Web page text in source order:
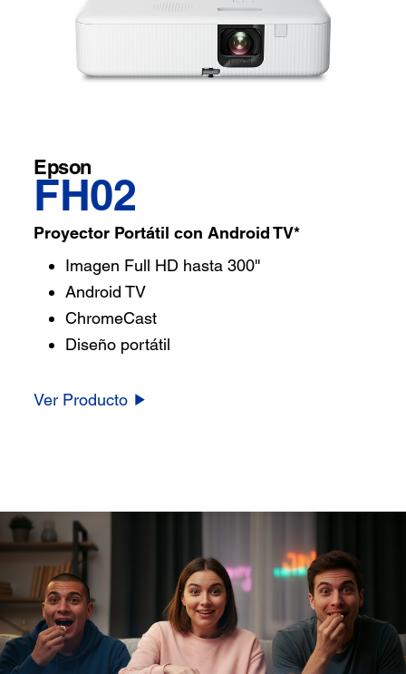
Epson
FH02
Proyector Portátil con Android TV*
Imagen Full HD hasta 300''
Android TV
ChromeCast
Diseño portátil
Ver Producto